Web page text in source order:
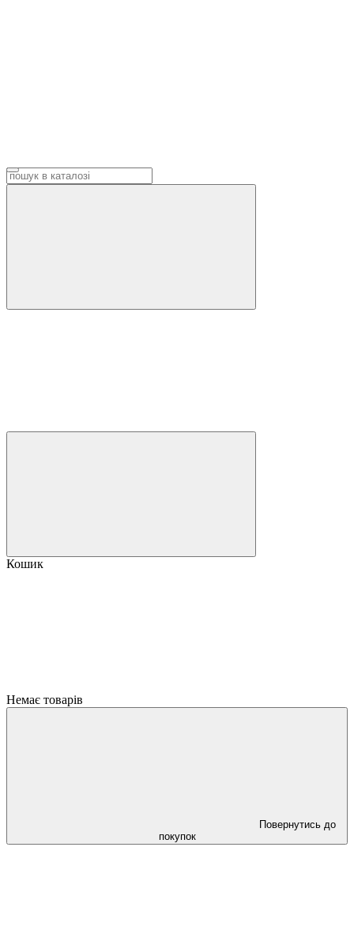
Кошик
Немає товарів
Повернутись до
покупок